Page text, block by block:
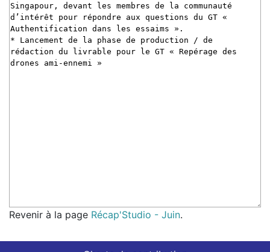
Revenir à la page Récap'Studio - Juin.